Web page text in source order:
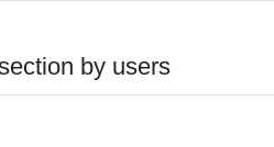
by users